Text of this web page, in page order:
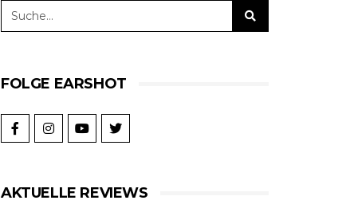
FOLGE EARSHOT
AKTUELLE REVIEWS